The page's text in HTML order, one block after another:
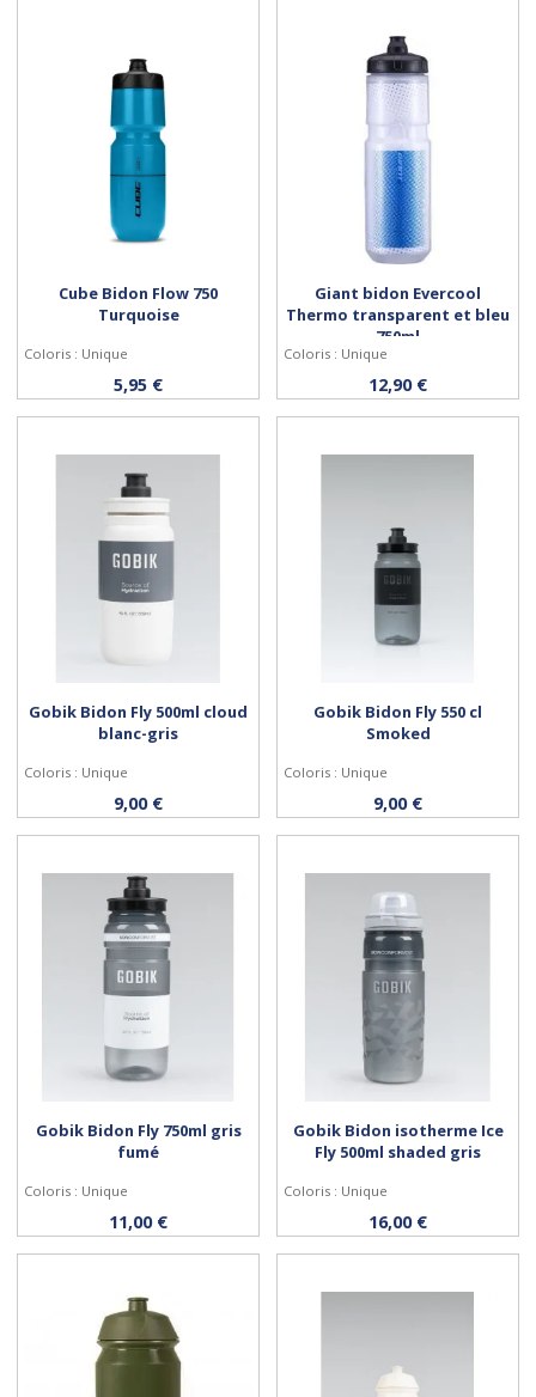
Acheter
Cube Bidon Flow 750
Turquoise
Coloris : Unique
5,95 € Acheter
Giant bidon Evercool
Thermo transparent et bleu
750ml
Coloris : Unique
12,90 €
Acheter
Gobik Bidon Fly 500ml cloud
blanc-gris
Coloris : Unique
9,00 € Acheter
Gobik Bidon Fly 550 cl
Smoked
Coloris : Unique
9,00 €
Acheter
Gobik Bidon Fly 750ml gris
fumé
Coloris : Unique
11,00 € Acheter
Gobik Bidon isotherme Ice
Fly 500ml shaded gris
Coloris : Unique
16,00 €